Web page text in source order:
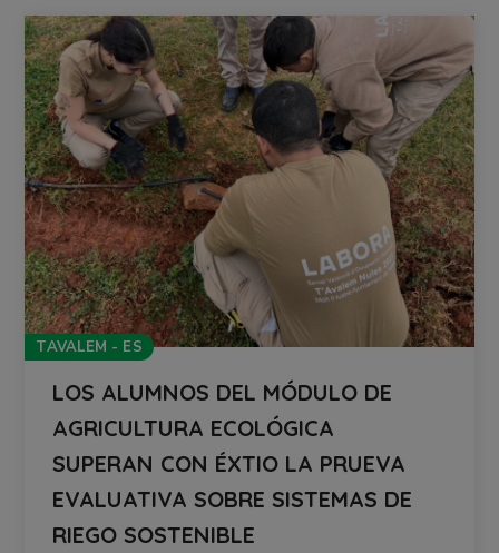
TAVALEM - ES
LOS ALUMNOS DEL MÓDULO DE
AGRICULTURA ECOLÓGICA
SUPERAN CON ÉXTIO LA PRUEVA
EVALUATIVA SOBRE SISTEMAS DE
RIEGO SOSTENIBLE